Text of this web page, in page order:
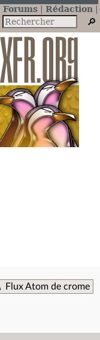
Forums
Rédaction
Flux Atom de crome